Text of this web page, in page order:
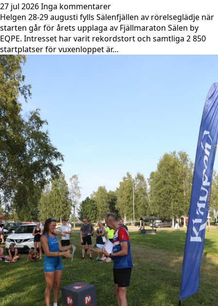
27 jul 2026Inga kommentarer
Helgen 28-29 augusti fylls Sälenfjällen av rörelseglädje när
starten går för årets upplaga av Fjällmaraton Sälen by
EQPE. Intresset har varit rekordstort och samtliga 2 850
startplatser för vuxenloppet är…